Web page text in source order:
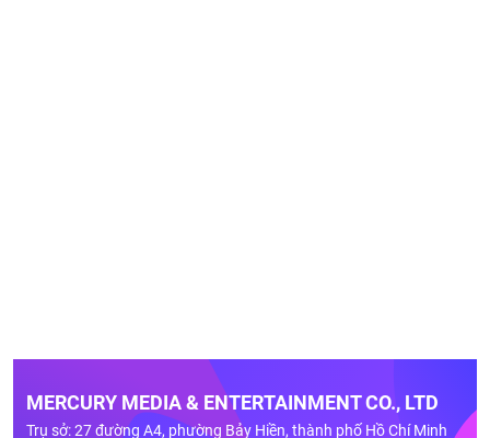
MERCURY MEDIA & ENTERTAINMENT CO., LTD
Trụ sở: 27 đường A4, phường Bảy Hiền, thành phố Hồ Chí Minh